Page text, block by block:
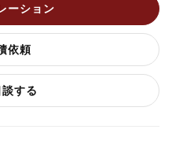
ーション
依頼
する